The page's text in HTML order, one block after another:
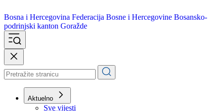
Bosna i Hercegovina
podrinjski kanton Goražde